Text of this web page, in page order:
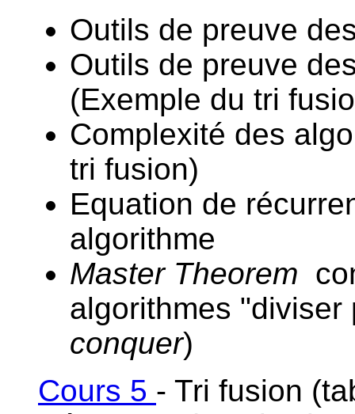
Outils de preuve
Outils de preuve
(Exemple du tri
Complexité des
tri fusion)
Equation de
algorithme
Master Theorem
algorithmes
conquer)
Cours 5 - Tri fusion